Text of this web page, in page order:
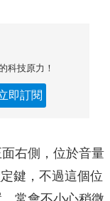
科技原力！
即訂閱
右側，位於音量
鍵，不過這個位